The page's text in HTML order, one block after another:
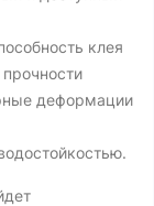
клея
деформации